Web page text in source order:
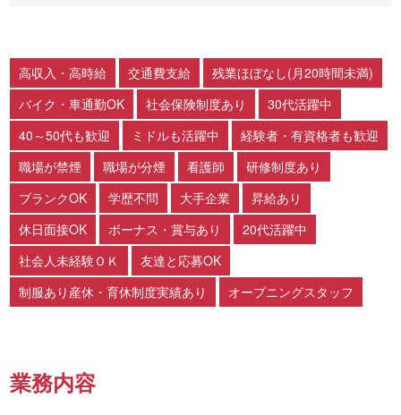
高収入・高時給 交通費支給
残業ほぼなし(月20時間未満)
バイク・車通勤OK
社会保険制度あり
30代活躍中
40～50代も歓迎
ミドルも活躍中
経験者・有資格者も歓迎
職場が禁煙
職場が分煙 看護師
研修制度あり
ブランクOK
学歴不問 大手企業
昇給あり
休日面接OK
ボーナス・賞与あり
20代活躍中
社会人未経験ＯＫ
友達と応募OK
制服あり産休・育休制度実績あり
オープニングスタッフ
業務内容